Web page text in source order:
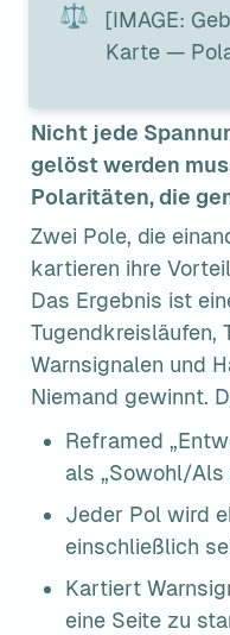
⚖️
[IMAGE:
Karte —
Nicht jede
gelöst werden
Polaritäten, die
Zwei Pole, die
kartieren ihre
Das Ergebnis ist
Tugendkreisläufen,
Warnsignalen und
Niemand gewinnt.
Reframed
als „Sowohl/
Jeder Pol wird
einschließlich
Kartiert
eine Seite zu